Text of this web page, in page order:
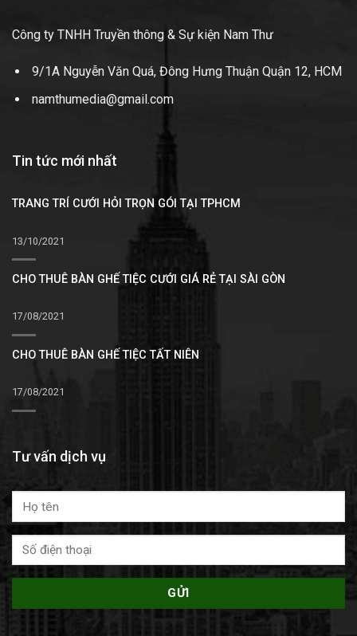
Công ty TNHH Truyền thông & Sự kiện Nam Thư
9/1A Nguyễn Văn Quá, Đông Hưng Thuận Quận 12, HCM
namthumedia@gmail.com
Tin tức mới nhất
TRANG TRÍ CƯỚI HỎI TRỌN GÓI TẠI TPHCM
13/10/2021
CHO THUÊ BÀN GHẾ TIỆC CƯỚI GIÁ RẺ TẠI SÀI GÒN
17/08/2021
CHO THUÊ BÀN GHẾ TIỆC TẤT NIÊN
17/08/2021
Tư vấn dịch vụ